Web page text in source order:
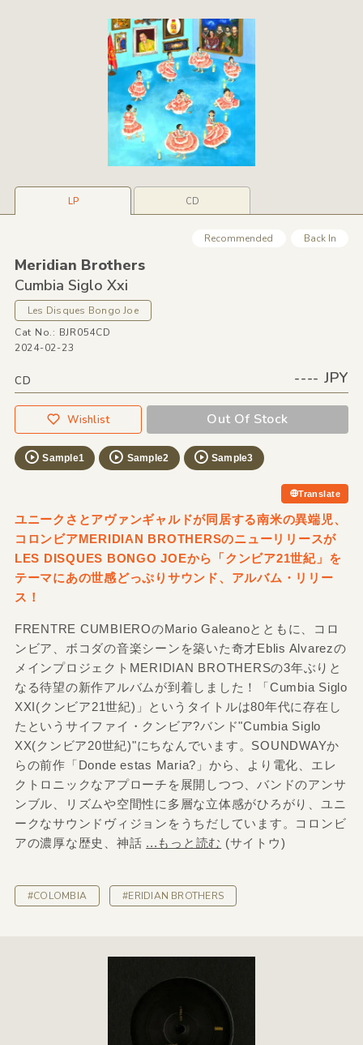
LP CD
Recommended Back In
Meridian Brothers
Cumbia Siglo Xxi
Les Disques Bongo Joe
Cat No.: BJR054CD
2024-02-23
CD ---- JPY
Wishlist Out Of Stock
Sample1 Sample2 Sample3
Translate
ユニークさとアヴァンギャルドが同居する南米の異端児、
コロンビアMERIDIAN BROTHERSのニューリリースが
LES DISQUES BONGO JOEから「クンビア21世紀」を
テーマにあの世感どっぷりサウンド、アルバム・リリー
ス！
FRENTRE CUMBIEROのMario Galeanoとともに、コロ
ンビア、ボコダの音楽シーンを築いた奇才Eblis Alvarezの
メインプロジェクトMERIDIAN BROTHERSの3年ぶりと
なる待望の新作アルバムが到着しました！「Cumbia Siglo
XXI(クンビア21世紀)」というタイトルは80年代に存在し
たというサイファイ・クンビア?バンド"Cumbia Siglo
XX(クンビア20世紀)"にちなんでいます。SOUNDWAYか
らの前作「Donde estas Maria?」から、より電化、エレ
クトロニックなアプローチを展開しつつ、バンドのアンサ
ンブル、リズムや空間性に多層な立体感がひろがり、ユニ
ークなサウンドヴィジョンをうちだしています。コロンビ
アの濃厚な歴史、神話 ...もっと読む (サイトウ)
#COLOMBIA #ERIDIAN BROTHERS